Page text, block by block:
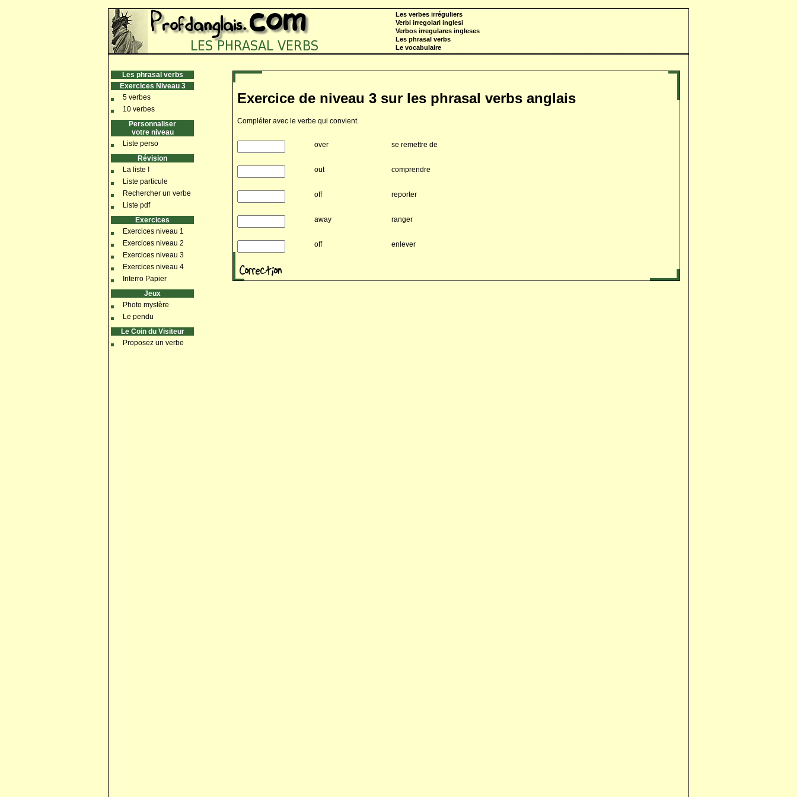
Les verbes irréguliers
Verbi irregolari inglesi
Verbos irregulares ingleses
Les phrasal verbs
Le vocabulaire
Les phrasal verbs
Exercices Niveau 3
5 verbes
10 verbes
Personnaliser
votre niveau
Liste perso
Révision
La liste !
Liste particule
Rechercher un verbe
Liste pdf
Exercices
Exercices niveau 1
Exercices niveau 2
Exercices niveau 3
Exercices niveau 4
Interro Papier
Jeux
Photo mystère
Le pendu
Le Coin du Visiteur
Proposez un verbe
Exercice de niveau 3 sur les phrasal verbs anglais
Compléter avec le verbe qui convient.
over se remettre de
out comprendre
off reporter
away ranger
off enlever